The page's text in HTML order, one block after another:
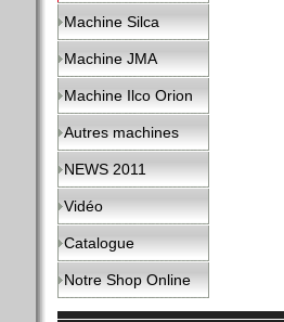
Machine Silca
Machine JMA
Machine Ilco Orion
Autres machines
NEWS 2011
Vidéo
Catalogue
Notre Shop Online